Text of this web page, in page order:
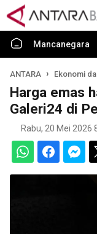
Mancanegara
ANTARA Ekonomi
Harga emas
Galeri24 di
Rabu, 20 Mei 2026